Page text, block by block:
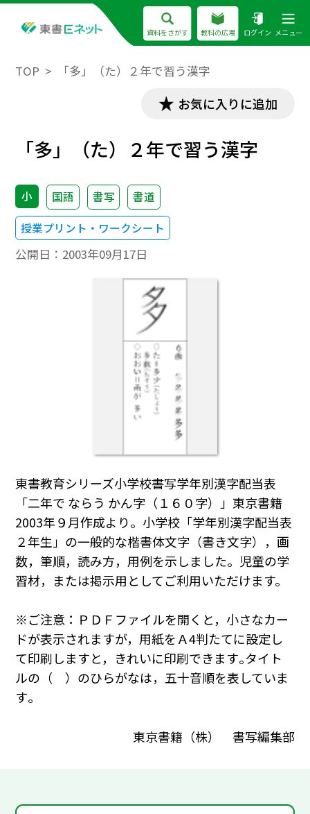
資料をさがす 教科の広場 ログイン メニュー
TOP 「多」（た）２年で習う漢字
お気に入りに追加
「多」（た）２年で習う漢字
小 国語 書写
書道
授業プリント・ワークシート
公開日： 2003年09月17日
東書教育シリーズ小学校書写学年別漢字配当表
「二年で ならう かん字（１６０字）」東京書籍
2003年９月作成より。小学校「学年別漢字配当表
２年生」の一般的な楷書体文字（書き文字），画
数，筆順，読み方，用例を示しました。児童の学
習材，または掲示用としてご利用いただけます。
※ご注意：ＰＤＦファイルを開くと，小さなカー
ドが表示されますが，用紙をＡ4判たてに設定し
て印刷しますと，きれいに印刷できます｡タイト
ルの（ ）のひらがなは，五十音順を表していま
す｡
東京書籍（株） 書写編集部